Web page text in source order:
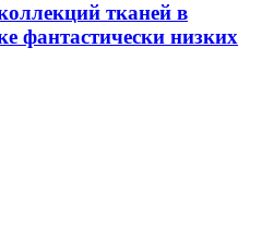
тканей в
фантастически низких